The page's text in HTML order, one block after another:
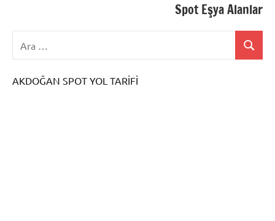
Spot Eşya Alanlar
AKDOĞAN SPOT YOL TARİFİ